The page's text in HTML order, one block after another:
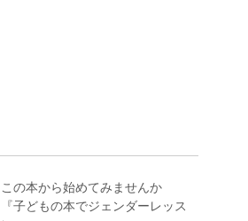
この本から始めてみませんか
『子どもの本でジェンダーレッス